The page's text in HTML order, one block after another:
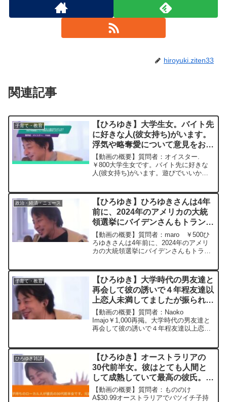
hiroyuki.ziten33
関連記事
子育て・教育
【ひろゆき】大学生女。バイト先
に好きな人(彼女持ち)がいます。
浮気や略奪愛について意見をお聞
きしたいです！ー ひろゆき切り
抜き 20240111
【動画の概要】質問者：オイスター.
￥800大学生女です。バイト先に好きな
人(彼女持ち)がいます。遊びでいいから
まさかの同じ職場内の子でした。となる
ともうアタックするこ...
政治・経済・ニュース
【ひろゆき】ひろゆきさんは4年
前に、2024年のアメリカの大統
領選挙にバイデンさんもトランプ
さんも出馬しません！と言ってい
ましたが、ー ひろゆき切り抜
き 20240314
【動画の概要】質問者：maro ￥500ひ
ろゆきさんは4年前に、2024年のアメリ
カの大統領選挙にバイデンさんもトラン
教えてください。元動画：知らなくても
クイズを正解す...
子育て・教育
【ひろゆき】大学時代の男友達と
再会して彼の誘いで４年程友達以
上恋人未満してましたが振られま
した。既婚男性はやはり女友達は
不要ですか？私は独身です。ー
ひろゆき切り抜き 20230322
【動画の概要】質問者：Naoko
Imajo￥1,000再掲。大学時代の男友達と
再会して彼の誘いで４年程友達以上恋人
身です。**********************...
ひろゆき雑談
【ひろゆき】オーストラリアの
30代前半女。彼はとても人間と
して成熟していて最高の彼氏。た
だ私は初婚なので家族からは大反
対。説得する方法はありますか？
【動画の概要】質問者：もののけ
A$30.99オーストラリアでバツイチ子持